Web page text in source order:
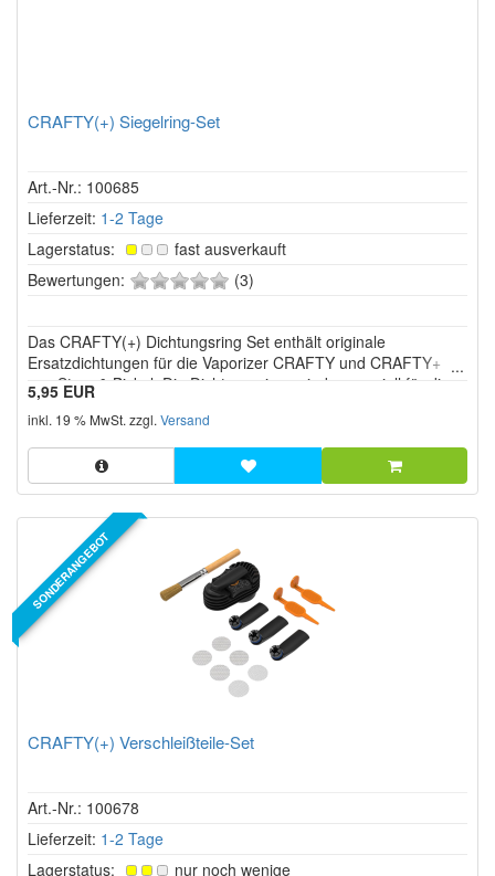
CRAFTY(+) Siegelring-Set
Art.-Nr.: 100685
Lieferzeit: 1-2 Tage
Lagerstatus:
fast ausverkauft
Bewertungen:
0
Sternen!
(3)
Das CRAFTY(+) Dichtungsring Set enthält originale
Ersatzdichtungen für die Vaporizer CRAFTY und CRAFTY+
von Storz & Bickel. Die Dichtungsringe sind essenziell für die
Abdichtung des Luft und Dampfsystems und gewährleisten
eine zuverlässige Luftführung innerhalb des Geräts.
5,95 EUR
inkl. 19 % MwSt. zzgl. Versand
SONDERANGEBOT
CRAFTY(+) Verschleißteile-Set
Art.-Nr.: 100678
Lieferzeit: 1-2 Tage
Lagerstatus:
nur noch wenige